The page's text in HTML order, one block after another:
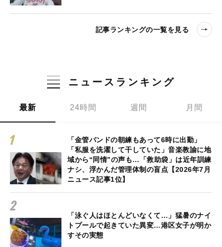
記事ランキングの一覧を見る
ニュースランキング
最新 24時間 週間 月間
「金管バンドの朝練もあって6時に出勤」
「私服を洗濯して干していた」音楽教諭に地
域から“同情”の声も…「救助袋」は近年訓練
ナシ、浮かんだ管理体制の盲点【2026年7月
ニュース記事1位】
「泳ぐ人はほとんどいなくて…」猛暑のナイ
トプールで起きていた異変…港区女子が明か
すその実態